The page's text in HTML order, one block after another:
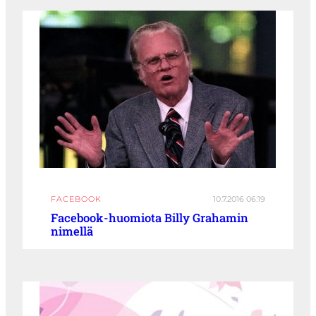
FACEBOOK 10.7.2016 06:19
Facebook-huomiota Billy Grahamin
nimellä